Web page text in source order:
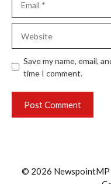
Save my name, email,
time I comment.
© 2026 NewspointMP